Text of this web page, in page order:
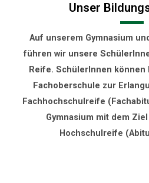
Unser
Auf unserem Gymnasium
führen wir unsere
Reife. SchülerInnen
Fachoberschule zur
Fachhochschulreife
Gymnasium mit dem
Hochschulreife